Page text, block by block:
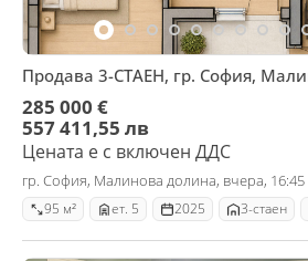
Продава 3-СТАЕН, гр. София,
285 000 €
557 411,55 лв
Цената е с включен ДДС
гр. София, Малинова долина, вчера, 16:45
95 м² ет. 5 2025 3-стаен